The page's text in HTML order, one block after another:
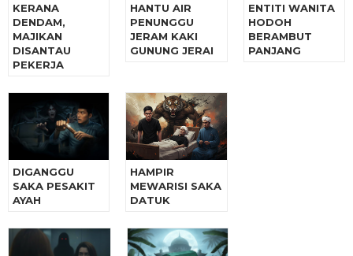
KERANA
DENDAM,
MAJIKAN
DISANTAU
PEKERJA
HANTU AIR
PENUNGGU
JERAM KAKI
GUNUNG JERAI
ENTITI WANITA
HODOH
BERAMBUT
PANJANG
DIGANGGU
SAKA PESAKIT
AYAH
HAMPIR
MEWARISI SAKA
DATUK